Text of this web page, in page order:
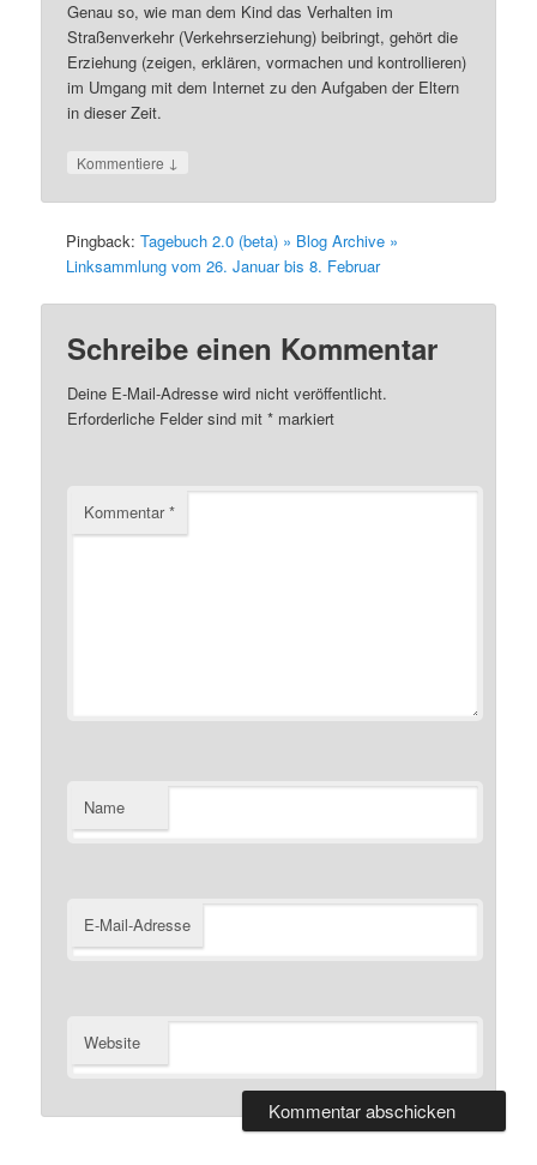
Genau so, wie man dem Kind das Verhalten im
Straßenverkehr (Verkehrserziehung) beibringt, gehört die
Erziehung (zeigen, erklären, vormachen und kontrollieren)
im Umgang mit dem Internet zu den Aufgaben der Eltern
in dieser Zeit.
Kommentiere ↓
Pingback:Tagebuch 2.0 (beta) » Blog Archive »
Linksammlung vom 26. Januar bis 8. Februar
Schreibe einen Kommentar
Deine E-Mail-Adresse wird nicht veröffentlicht.
Erforderliche Felder sind mit* markiert
Kommentar*
Name
E-Mail-Adresse
Website